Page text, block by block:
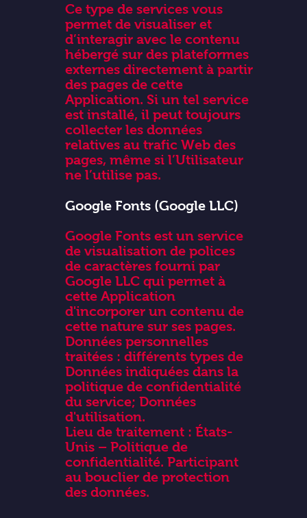
Ce type de services vous
permet de visualiser et
d’interagir avec le contenu
hébergé sur des plateformes
externes directement à partir
des pages de cette
Application. Si un tel service
est installé, il peut toujours
collecter les données
relatives au trafic Web des
pages, même si l’Utilisateur
ne l’utilise pas.
Google Fonts (Google LLC)
Google Fonts est un service
de visualisation de polices
de caractères fourni par
Google LLC qui permet à
cette Application
d'incorporer un contenu de
cette nature sur ses pages.
Données personnelles
traitées : différents types de
Données indiquées dans la
politique de confidentialité
du service; Données
d'utilisation.
Lieu de traitement : États-
Unis – Politique de
confidentialité. Participant
au bouclier de protection
des données.